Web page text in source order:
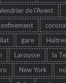
de l'Avent
gare
Larousse la
New York